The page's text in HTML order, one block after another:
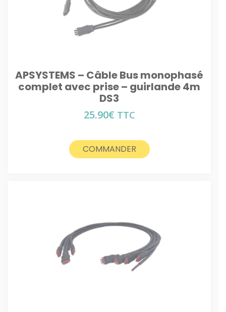
APSYSTEMS – Câble Bus monophasé
complet avec prise – guirlande 4m
DS3
25.90€ TTC
COMMANDER